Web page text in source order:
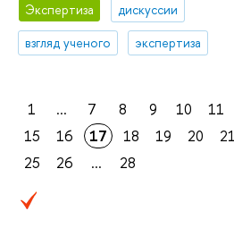
Экспертиза
дискуссии
взгляд ученого
экспертиза
1 ... 7 8 9 10 11
15
16 17 18 19 20 21
25
26 ... 28